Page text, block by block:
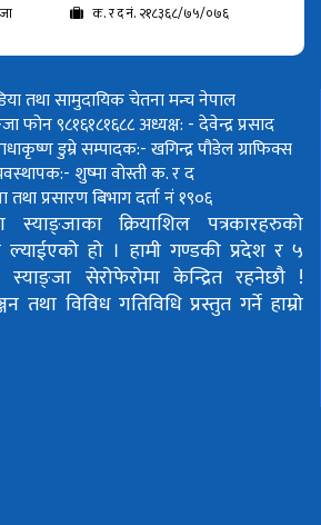
क. र द नं. २१८३६८/७५/०७६
तथा सामुदायिक चेतना मन्च नेपाल
फोन ९८१६१८१६८८अध्यक्ष: - देवेन्द्र प्रसाद
डुम्रेसम्पादक:- खगिन्द्र पौडेलग्राफिक्स
शुष्मा वोस्तीक. र द
तथा प्रसारण बिभाग दर्ता नं १९०६
क्रियाशिल पत्रकारहरुको
ल्याईएको हो । हामी गण्डकी प्रदेश र ५
सेरोफेरोमा केन्द्रित रहनेछौ !
तथा विविध गतिविधि प्रस्तुत गर्ने हाम्रो